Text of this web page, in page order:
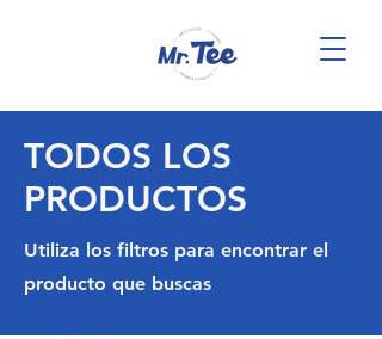
TODOS LOS
PRODUCTOS
Utiliza los filtros para encontrar el
producto que buscas